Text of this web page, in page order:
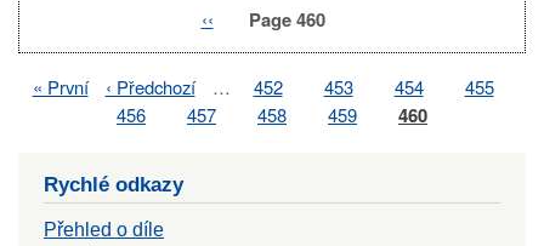
Previous
‹‹ Page 460
Pagination
First
« První
Previous
page
‹ Předchozí … Page
452 Page
453 Page
454 Page
455
Page
456 Page
457 Page
458 Page
459 Page
460
Rychlé odkazy
Přehled o díle